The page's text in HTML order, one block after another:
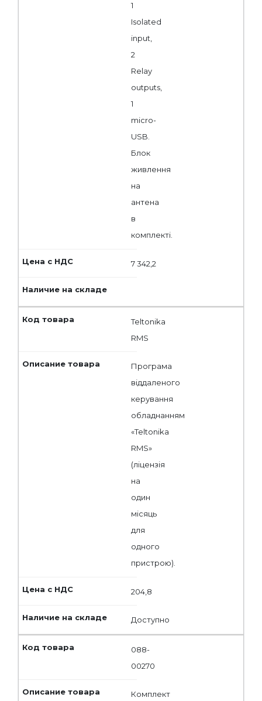
1
Isolated
input,
2
Relay
outputs,
1
micro-
USB.
Блок
живлення
на
антена
в
комплекті.
7 342,2
Teltonika
RMS
Програма
віддаленого
керування
обладнанням
«Teltonika
RMS»
(ліцензія
на
один
місяць
для
одного
пристрою).
204,8
Доступно
088-
00270
Комплект